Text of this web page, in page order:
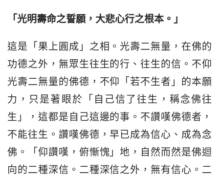
「光明壽命之誓願，大悲心行之根本。」
這是「果上圓成」之相。光壽二無量，在佛的
功德之外，無眾生往生的行、往生的信。不仰
光壽二無量的佛德，不仰「若不生者」的本願
力，只是著眼於「自己信了往生，稱念佛往
生」，這都是自己這邊的事。不讚嘆佛德者，
不能往生。讚嘆佛德，早已成為信心、成為念
佛。「仰讚嘆，俯慚愧」地，自然而然是佛迴
向的二種深信。二種深信之外，無有信心。二